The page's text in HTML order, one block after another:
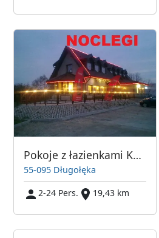
Pokoje z łazienkami Kwatery noclegi Pracownicze Byków gm. Długołęka , Wrocław
55-095 Długołęka
2-24 Pers.
19,43 km